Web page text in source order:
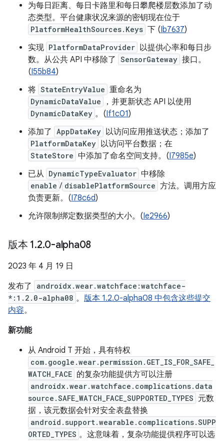
为每日距离、每日卡路里和每日攀爬楼层数添加了动
态类型。平台健康状况来源的密钥现在位于
PlatformHealthSources.Keys 下 (Ib7637)
实现 PlatformDataProvider 以提供心率和每日步
数。从公共 API 中移除了 SensorGateway 接口。
(I55b84)
将 StateEntryValue 重命名为
DynamicDataValue ，并更新状态 API 以使用
DynamicDataKey 。(If1c01)
添加了 AppDataKey 以访问应用推送状态；添加了
PlatformDataKey 以访问平台数据；在
StateStore 中添加了命名空间支持。(I7985e)
已从 DynamicTypeEvaluator 中移除
enable / disablePlatformSource 方法。调用方应
负责更新。(I78c6d)
允许限制绑定数据类型的大小。(Ie2966)
版本 1.2.0-alpha08
2023 年 4 月 19 日
发布了
androidx.wear.watchface:watchface-
*:1.2.0-alpha08 。 版本 1.2.0-alpha08 中包含这些提交
内容。
新功能
从 Android T 开始，具有特权
com.google.wear.permission.GET_IS_FOR_SAFE_
WATCH_FACE 的复杂功能提供方可以注册
androidx.wear.watchface.complications.data
source.SAFE_WATCH_FACE_SUPPORTED_TYPES 元数
据，该元数据会针对安全表盘替换
android.support.wearable.complications.SUPP
ORTED_TYPES 。这意味着，复杂功能提供程序可以选